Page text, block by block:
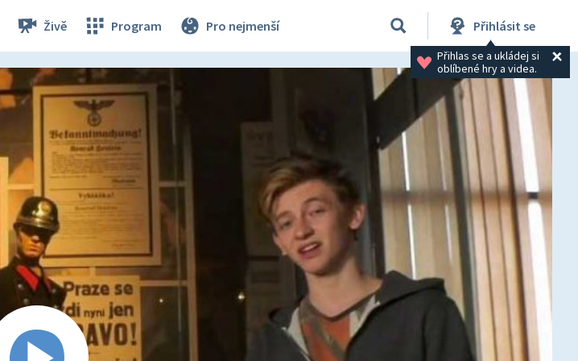
Živě Program Pro nejmenší Přihlásit se
Přihlas se a ukládej si
oblíbené hry a videa.